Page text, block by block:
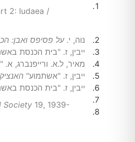
נוה, י.על פסיפס ואבן:
ייבין, ז. "בית הכנסת באשתמוע"
מאיר, ל.א. ורייפנברג, א. "בית הכנסת באשתמוע"
ייבין, ז. "אשתמוע"
ייבין, ז. "בית הכנסת באשתמוע לאור חפירות 1969"
Society 19, 1939-